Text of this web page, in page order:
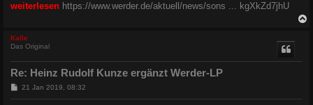
weiterlesen https://www.werder.de/aktuell/news/sons ... kgXkZd7jhU
Kalle
Das Original
Re: Heinz Rudolf Kunze ergänzt Werder-LP
B21 Jan 2019, 08:32